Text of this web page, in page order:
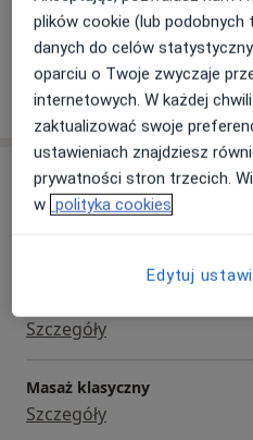
Zapewniam indywidualne
pacjenta, ciepło oraz
emocjonalne, które
Państwo u mnie
oraz zastosowane
przyniosą oczekiwane
Gorąco zapraszam !
Stany pooperacyjne
Pokaż
Usługi i ceny
Badanie układu ruchu
Szczegóły
Masaż klasyczny
Szczegóły
plików cookie (lub podobnych
danych do celów
oparciu o Twoje zwyczaje
internetowych. W każdej
zaktualizować swoje
ustawieniach znajdziesz
prywatności stron trzecich.
w polityka cookies
Edytuj